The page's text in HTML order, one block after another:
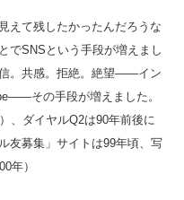
えて残したかったんだろうな
でSNSという手段が増えまし
。共感。拒絶。絶望――イン
その手段が増えました。
、ダイヤルQ2は90年前後に
友募集」サイトは99年頃、写
年）